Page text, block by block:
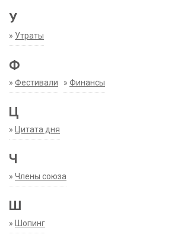
У
» Утраты
Ф
» Фестивали » Финансы
Ц
» Цитата дня
Ч
» Члены союза
Ш
» Шопинг